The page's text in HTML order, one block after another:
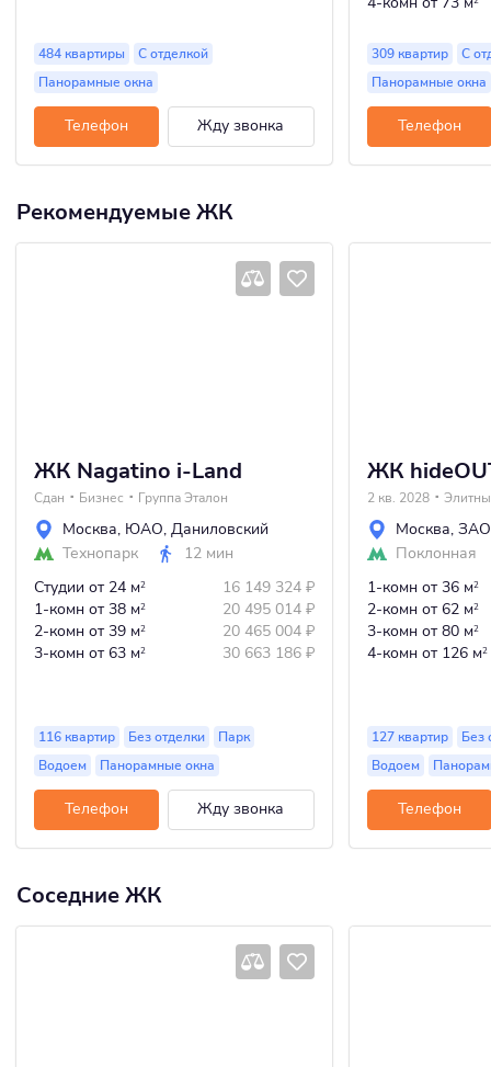
484 квартиры
С отделкой
Панорамные окна
Телефон Жду звонка
309 квартир
С
Панорамные окна
Телефон
Рекомендуемые ЖК
ЖК Nagatino i-Land
Сдан Бизнес Группа Эталон
Москва, ЮАО, Даниловский
Технопарк
12 мин
Студии от 24 м2 16 149 324 ₽
1-комн от 38 м2 20 495 014 ₽
2-комн от 39 м2 20 465 004 ₽
3-комн от 63 м2 30 663 186 ₽
116 квартир Без отделки
Парк
Водоем
Панорамные окна
Телефон Жду звонка
ЖК
2 кв. 2028
Москва, ЗАО
Поклонная
1-комн от 36 м2
2-комн от 62 м2
3-комн от 80 м2
4-комн от 126 м2
127 квартир
Без
Водоем
Телефон
Соседние ЖК